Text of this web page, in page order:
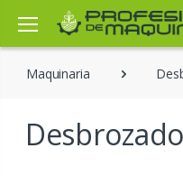
Maquinaria